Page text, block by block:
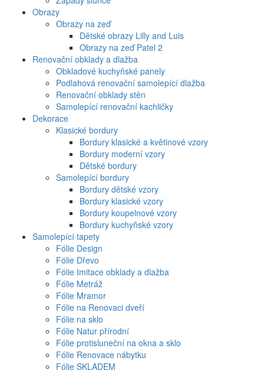
Obrazy
Obrazy na zeď
Dětské obrazy Lilly and Luis
Obrazy na zeď Patel 2
Renovační obklady a dlažba
Obkladové kuchyňské panely
Podlahová renovační samolepící dlažba
Renovační obklady stěn
Samolepící renovační kachličky
Dekorace
Klasické bordury
Bordury klasické a květinové vzory
Bordury moderní vzory
Dětské bordury
Samolepící bordury
Bordury dětské vzory
Bordury klasické vzory
Bordury koupelnové vzory
Bordury kuchyňské vzory
Samolepící tapety
Fólie Design
Fólie Dřevo
Fólie Imitace obklady a dlažba
Fólie Metráž
Fólie Mramor
Fólie na Renovaci dveří
Fólie na sklo
Fólie Natur přírodní
Fólie protisluneční na okna a sklo
Fólie Renovace nábytku
Fólie SKLADEM